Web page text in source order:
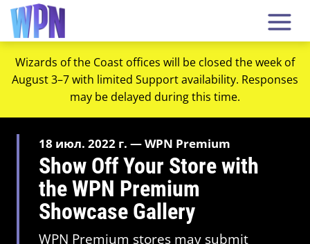
Wizards of the Coast offices will be closed the week of
August 3–7 with limited Support availability. Responses
may be delayed during this time.
18 июл. 2022 г. — WPN Premium
Show Off Your Store with
the WPN Premium
Showcase Gallery
WPN Premium stores may submit